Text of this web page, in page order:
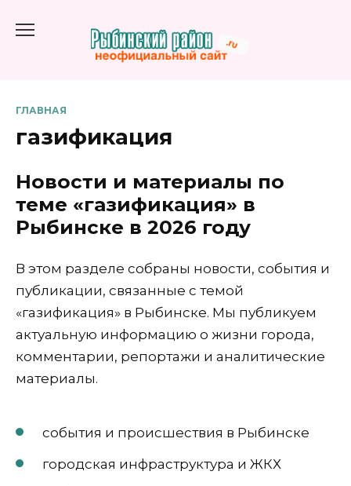
содержанию
ГЛАВНАЯ
газификация
Новости и материалы по
теме «газификация» в
Рыбинске в 2026 году
В этом разделе собраны новости, события и
публикации, связанные с темой
«газификация» в Рыбинске. Мы публикуем
актуальную информацию о жизни города,
комментарии, репортажи и аналитические
материалы.
события и происшествия в Рыбинске
городская инфраструктура и ЖКХ